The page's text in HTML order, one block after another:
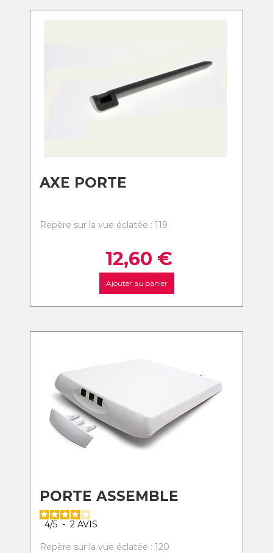
AXE PORTE
Repère sur la vue éclatée : 119
12,60 €
Ajouter au panier
PORTE ASSEMBLE
4/5 - 2 AVIS
Repère sur la vue éclatée : 120